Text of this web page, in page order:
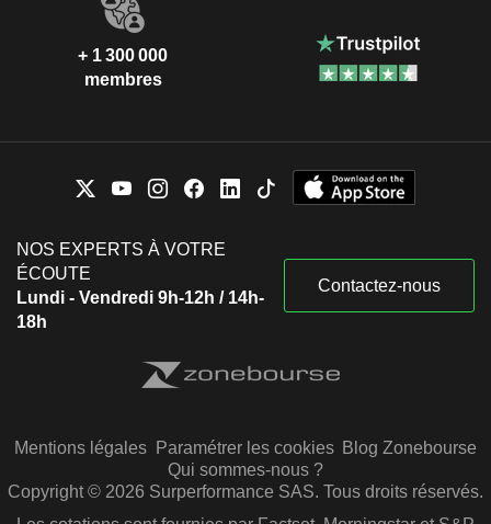
+ 1 300 000
membres
NOS EXPERTS À VOTRE
ÉCOUTE
Lundi - Vendredi 9h-12h / 14h-
18h
Contactez-nous
Mentions légales Paramétrer les cookies Blog Zonebourse
Qui sommes-nous ?
Copyright © 2026 Surperformance SAS. Tous droits réservés.